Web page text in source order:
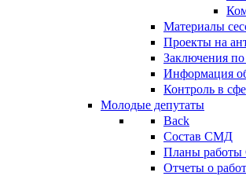
Материалы
Проекты на
Заключения по
Информация
Контроль в
Молодые депутаты
Back
Состав СМД
Планы
Отчеты о